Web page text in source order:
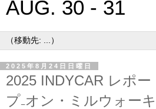
AUG. 30 - 31
2025年8月24日日曜日
2025 INDYCAR レポー
プ₋オン・ミルウォー